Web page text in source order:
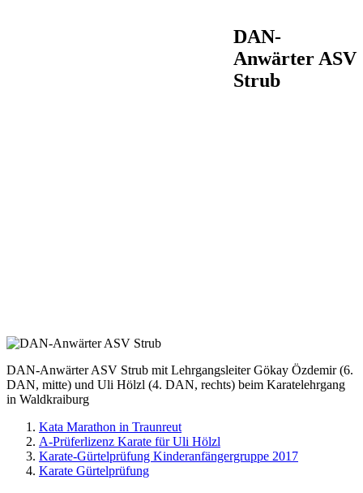
DAN-
Anwärter ASV
Strub
DAN-Anwärter ASV Strub mit Lehrgangsleiter Gökay Özdemir (6.
DAN, mitte) und Uli Hölzl (4. DAN, rechts) beim Karatelehrgang
in Waldkraiburg
Kata Marathon in Traunreut
A-Prüferlizenz Karate für Uli Hölzl
Karate-Gürtelprüfung Kinderanfängergruppe 2017
Karate Gürtelprüfung